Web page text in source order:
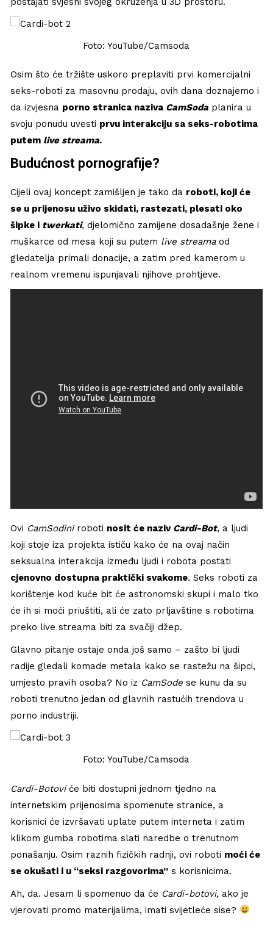
Foto: YouTube/Camsoda
Osim što će tržište uskoro preplaviti prvi komercijalni
seks-roboti za masovnu prodaju, ovih dana doznajemo i
da izvjesna porno stranica naziva CamSoda planira u
svoju ponudu uvesti prvu interakciju sa seks-robotima
putem live streama.
Budućnost pornografije?
Cijeli ovaj koncept zamišljen je tako da roboti, koji će
se u prijenosu uživo skidati, rastezati, plesati oko
šipke i twerkati, djelomično zamijene dosadašnje žene i
muškarce od mesa koji su putem live streamaod
gledatelja primali donacije, a zatim pred kamerom u
realnom vremenu ispunjavali njihove prohtjeve.
Ovi CamSodiniroboti nosit će naziv Cardi-Bot, a ljudi
koji stoje iza projekta ističu kako će na ovaj način
seksualna interakcija između ljudi i robota postati
cjenovno dostupna praktički svakome. Seks roboti za
korištenje kod kuće bit će astronomski skupi i malo tko
će ih si moći priuštiti, ali će zato prljavštine s robotima
preko live streama biti za svačiji džep.
Glavno pitanje ostaje onda još samo – zašto bi ljudi
radije gledali komade metala kako se rastežu na šipci,
umjesto pravih osoba? No iz CamSode se kunu da su
roboti trenutno jedan od glavnih rastućih trendova u
porno industriji.
Foto: YouTube/Camsoda
Cardi-Botoviće biti dostupni jednom tjedno na
internetskim prijenosima spomenute stranice, a
korisnici će izvršavati uplate putem interneta i zatim
klikom gumba robotima slati naredbe o trenutnom
ponašanju. Osim raznih fizičkih radnji, ovi roboti moći će
se okušati i u “seksi razgovorima” s korisnicima.
Ah, da. Jesam li spomenuo da će Cardi-botovi,ako je
vjerovati promo materijalima, imati svijetleće sise?